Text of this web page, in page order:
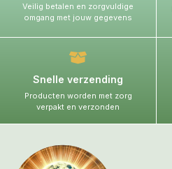
Veilig betalen en zorgvuldige
omgang met jouw gegevens
Snelle verzending
Producten worden met zorg
verpakt en verzonden